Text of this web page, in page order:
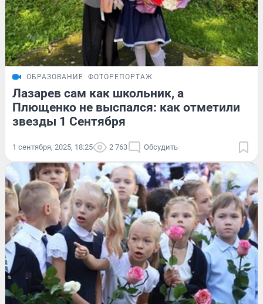
ОБРАЗОВАНИЕ ФОТОРЕПОРТАЖ
Лазарев сам как школьник, а
Плющенко не выспался: как отметили
звезды 1 Сентября
1 сентября, 2025, 18:25 2 763 Обсудить